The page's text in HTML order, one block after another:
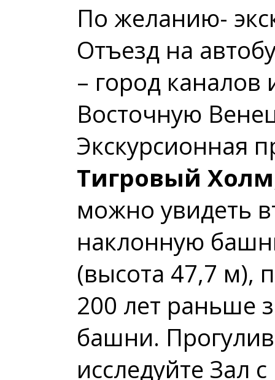
По желанию-
Отъезд на
– город каналов
Восточную
Экскурсионная
Тигровый Холм
можно увидеть
наклонную
(высота 47,7 м),
200 лет раньше
башни.
исследуйте Зал